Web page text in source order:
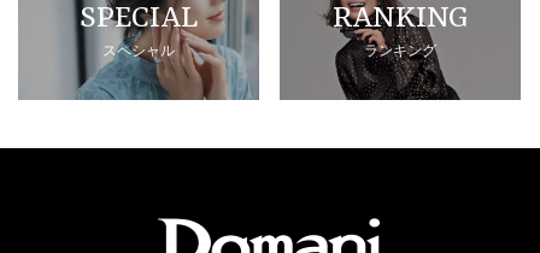
SPECIAL
スペシャル
RANKING
ランキング